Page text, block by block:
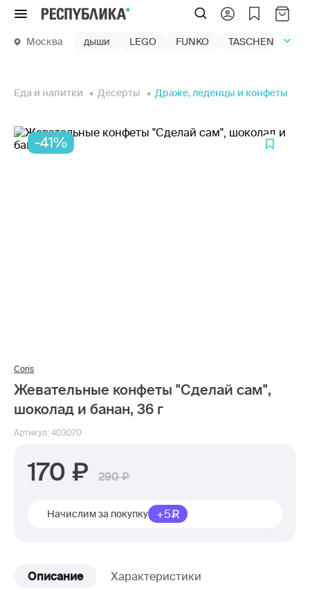
Меню
Москва дыши LEGO FUNKO TASCHEN
Еда и напитки Десерты Драже, леденцы и конфеты
-41%
Coris
Жевательные конфеты "Сделай сам",
шоколад и банан, 36 г
Артикул: 403070
170 290
Начислим за покупку +5
Описание Характеристики